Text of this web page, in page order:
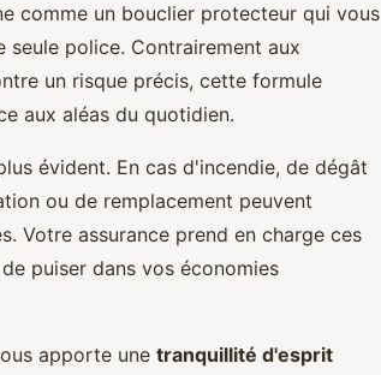
comme un bouclier protecteur qui vous
police. Contrairement aux
un risque précis, cette formule
aux aléas du quotidien.
évident. En cas d'incendie, de dégât
ou de remplacement peuvent
Votre assurance prend en charge ces
puiser dans vos économies
apporte une tranquillité d'esprit